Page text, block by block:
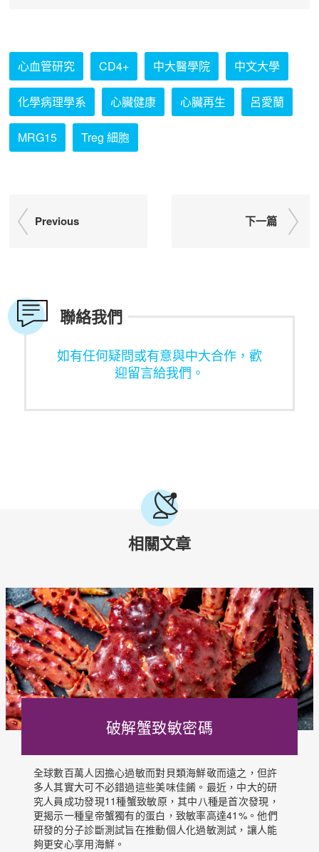
心血管研究 CD4+ 中大醫學院 中文大學
化學病理學系 心臟健康 心臟再生 呂愛蘭
MRG15 Treg 細胞
Previous 下一篇
聯絡我們
如有任何疑問或有意與中大合作，歡
迎留言給我們。
相關文章
破解蟹致敏密碼
全球數百萬人因擔心過敏而對貝類海鮮敬而遠之，但許
多人其實大可不必錯過這些美味佳餚。最近，中大的研
究人員成功發現11種蟹致敏原，其中八種是首次發現，
更揭示一種皇帝蟹獨有的蛋白，致敏率高達41%。他們
研發的分子診斷測試旨在推動個人化過敏測試，讓人能
夠更安心享用海鮮。